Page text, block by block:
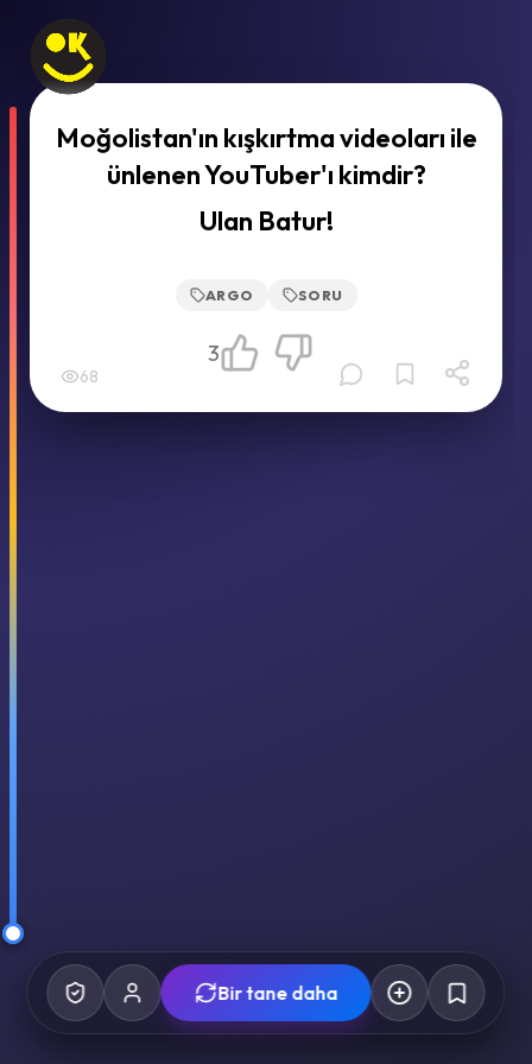
Moğolistan'ın kışkırtma videoları ile
ünlenen YouTuber'ı kimdir?
Ulan Batur!
ARGO SORU
68
3
Bir tane daha